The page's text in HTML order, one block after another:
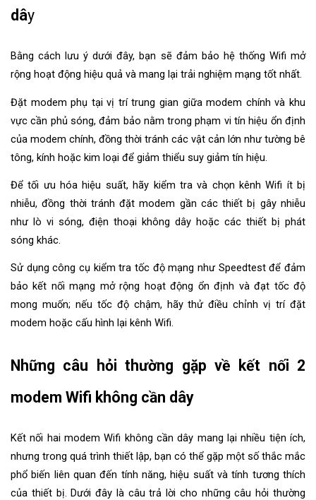
dây
Bằng cách lưu ý dưới đây, bạn sẽ đảm bảo hệ thống Wifi mở
rộng hoạt động hiệu quả và mang lại trải nghiệm mạng tốt nhất.
Đặt modem phụ tại vị trí trung gian giữa modem chính và khu
vực cần phủ sóng, đảm bảo nằm trong phạm vi tín hiệu ổn định
của modem chính, đồng thời tránh các vật cản lớn như tường bê
tông, kính hoặc kim loại để giảm thiểu suy giảm tín hiệu.
Để tối ưu hóa hiệu suất, hãy kiểm tra và chọn kênh Wifi ít bị
nhiễu, đồng thời tránh đặt modem gần các thiết bị gây nhiễu
như lò vi sóng, điện thoại không dây hoặc các thiết bị phát
sóng khác.
Sử dụng công cụ kiểm tra tốc độ mạng như Speedtest để đảm
bảo kết nối mạng mở rộng hoạt động ổn định và đạt tốc độ
mong muốn; nếu tốc độ chậm, hãy thử điều chỉnh vị trí đặt
modem hoặc cấu hình lại kênh Wifi.
Những câu hỏi thường gặp về kết nối 2
modem Wifi không cần dây
Kết nối hai modem Wifi không cần dây mang lại nhiều tiện ích,
nhưng trong quá trình thiết lập, bạn có thể gặp một số thắc mắc
phổ biến liên quan đến tính năng, hiệu suất và tính tương thích
của thiết bị. Dưới đây là câu trả lời cho những câu hỏi thường